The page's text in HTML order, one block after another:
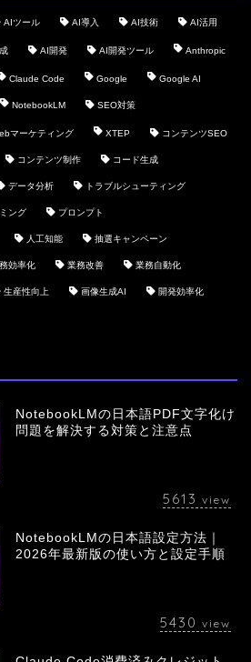
AIツール AI導入 AI技術 AI活用
AI開発 AI開発ツール Anthropic
Claude Code Google Google AI
NotebookLM SEO対策
マーケティング XTEP コンテンツSEO
コンテンツ制作 コード生成
データ分析 トラブルシューティング
ング プロンプト
人工知能 抽選キャンペーン
効率化 業務改善 業務自動化
生産性向上 画像生成AI 開発効率化
NotebookLMの日本語PDF文字化け
問題を解決する対策と注意点
5613 view
NotebookLMの日本語設定方法｜
2026年最新版の使い方と設定手順
5430 view
会社概要
採用情報